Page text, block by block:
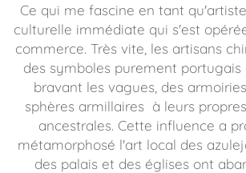
Ce qui me fascine en tant
culturelle immédiate qui s'est
commerce. Très vite, les artisans
des symboles purement portugais
bravant les vagues, des
sphères armillaires à leurs
ancestrales. Cette influence a
métamorphosé l'art local des
des palais et des églises ont